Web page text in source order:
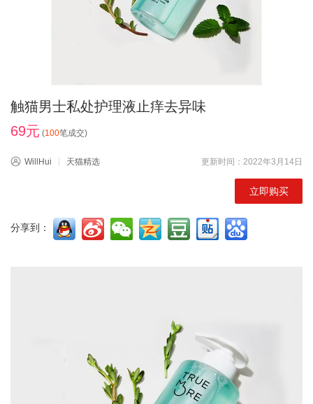
触猫男士私处护理液止痒去异味
69元 (100笔成交)
WillHui 天猫精选 更新时间：2022年3月14日
立即购买
分享到：